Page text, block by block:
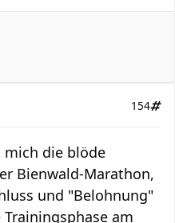
154
die blöde
Bienwald-Marathon,
und "Belohnung"
am